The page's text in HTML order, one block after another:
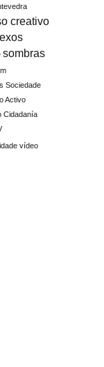
creativo
sombras
Sociedade
Activo
Cidadanía
vídeo